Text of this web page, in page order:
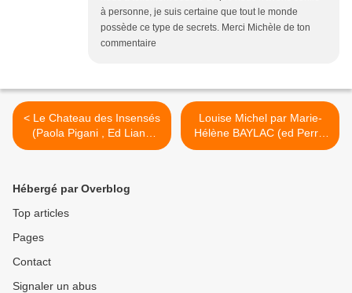
à personne, je suis certaine que tout le monde
possède ce type de secrets. Merci Michèle de ton
commentaire
< Le Chateau des Insensés
(Paola Pigani , Ed Liana
Levi, 2024)
Louise Michel par Marie-
Hélène BAYLAC (ed Perrin
2024) >
Hébergé par Overblog
Top articles
Pages
Contact
Signaler un abus